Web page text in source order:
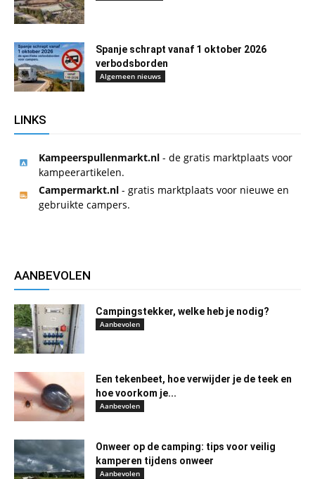
Spanje schrapt vanaf 1 oktober 2026
verbodsborden
Algemeen nieuws
LINKS
Kampeerspullenmarkt.nl - de gratis marktplaats voor
kampeerartikelen.
Campermarkt.nl - gratis marktplaats voor nieuwe en
gebruikte campers.
AANBEVOLEN
Campingstekker, welke heb je nodig?
Aanbevolen
Een tekenbeet, hoe verwijder je de teek en
hoe voorkom je...
Aanbevolen
Onweer op de camping: tips voor veilig
kamperen tijdens onweer
Aanbevolen